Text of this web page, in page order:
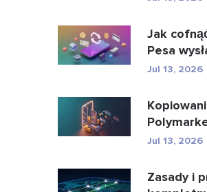
Jak
Pesa
pomyłkę
Jul 13, 2026
Jul 13, 2026
Zasady i